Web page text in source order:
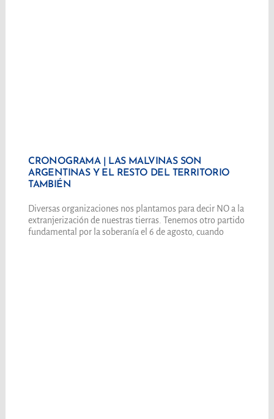
CRONOGRAMA | LAS MALVINAS SON
ARGENTINAS Y EL RESTO DEL TERRITORIO
TAMBIÉN
Diversas organizaciones nos plantamos para decir NO a la
extranjerización de nuestras tierras. Tenemos otro partido
fundamental por la soberanía el 6 de agosto, cuando